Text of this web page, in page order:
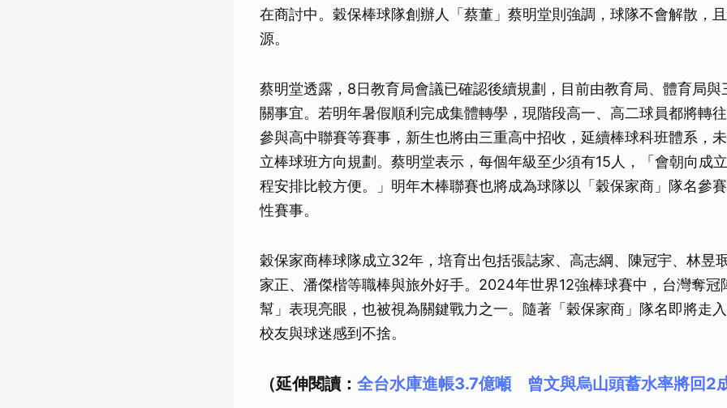
在商討中。穀保棒球隊創辦人「蔡董」蔡明堂則強調，球隊不會解散，
源。
蔡明堂透露，8日教育局會議已確認後續規劃，目前由教育局、體育局與
關事宜。若明年暑假順利完成集體轉學，現階段高一、高二球員都將轉
參與高中聯賽等賽事，新生也將由三重高中招收，延續棒球科班體系，
立棒球班方向規劃。蔡明堂表示，每個年級至少須有15人，「會朝向成
程安排比較方便。」明年木棒聯賽也將成為球隊以「穀保家商」隊名參
性賽事。
穀保家商棒球隊成立32年，培育出包括張誌家、高志綱、陳冠宇、林昱
家正、潘傑楷等職棒與旅外好手。2024年世界12強棒球賽中，台灣奪冠
幫」表現亮眼，也被視為關鍵戰力之一。隨著「穀保家商」隊名即將走
校友與球迷感到不捨。
（延伸閱讀： 全台水庫進帳3.7億噸 曾文與烏山頭蓄水率將回2